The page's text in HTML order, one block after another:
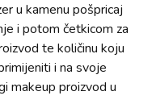
u kamenu pošpricaj
i potom četkicom za
te količinu koju
i na svoje
makeup proizvod u